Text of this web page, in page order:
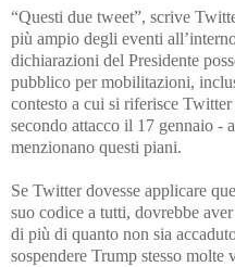
“Questi due tweet”, scrive
più ampio degli eventi
dichiarazioni del Presidente
pubblico per mobilitazioni,
contesto a cui si riferisce
secondo attacco il 17 gennaio -
menzionano questi piani.
Se Twitter dovesse applicare
suo codice a tutti, dovrebbe
di più di quanto non sia
sospendere Trump stesso